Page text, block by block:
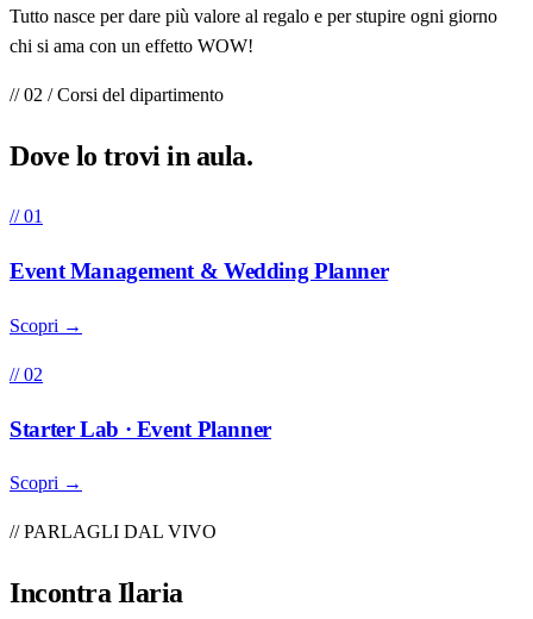
Tutto nasce per dare più valore al regalo e per stupire ogni giorno
chi si ama con un effetto WOW!
// 02 / Corsi del dipartimento
Dove lo trovi in aula.
// 01
Event Management & Wedding Planner
Scopri →
// 02
Starter Lab · Event Planner
Scopri →
// PARLAGLI DAL VIVO
IncontraIlaria